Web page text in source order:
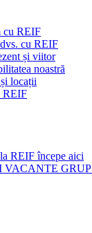
cu REIF
cu REIF
și viitor
noastră
locații
REIF
REIF începe aici
VACANTE